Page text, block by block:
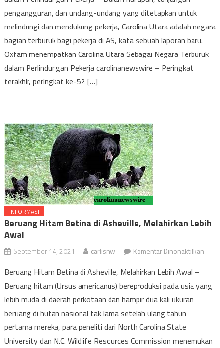
pengangguran, dan undang-undang yang ditetapkan untuk
melindungi dan mendukung pekerja, Carolina Utara adalah negara
bagian terburuk bagi pekerja di AS, kata sebuah laporan baru.
Oxfam menempatkan Carolina Utara Sebagai Negara Terburuk
dalam Perlindungan Pekerja carolinanewswire – Peringkat
terakhir, peringkat ke-52 […]
INFORMASI
Beruang Hitam Betina di Asheville, Melahirkan Lebih
Awal
September 14, 2021 carlisnw Komentar Dinonaktifkanpada
Beruang Hitam Betina di Asheville, Melahirkan Lebih Awal –
Beruang hitam (Ursus americanus) bereproduksi pada usia yang
lebih muda di daerah perkotaan dan hampir dua kali ukuran
beruang di hutan nasional tak lama setelah ulang tahun
pertama mereka, para peneliti dari North Carolina State
University dan N.C. Wildlife Resources Commission menemukan